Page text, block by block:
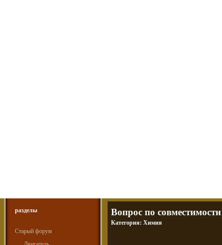
разделы
Старый форум
Вопрос по
Категория: Химия